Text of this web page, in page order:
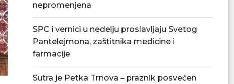
nepromenjena
SPC i vernici u nedelju proslavljaju Svetog
Pantelejmona, zaštitnika medicine i
farmacije
Sutra je Petka Trnova – praznik posvećen